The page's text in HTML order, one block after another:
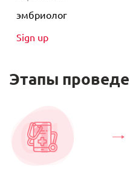
эмбриолог
Sign up
Этапы
1